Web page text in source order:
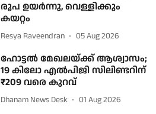
രൂപ ഉയര്‍ന്നു, വെള്ളിക്കും
കയറ്റം
Resya Raveendran 05 Aug 2026
ഹോട്ടൽ മേഖലയ്ക്ക് ആശ്വാസം;
19 കിലോ എൽപിജി സിലിണ്ടറിന്
₹209 വരെ കുറവ്
Dhanam News Desk 01 Aug 2026